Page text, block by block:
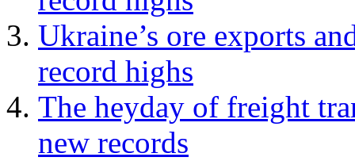
Ukraine’s ore exports
record highs
The heyday of freight
new records